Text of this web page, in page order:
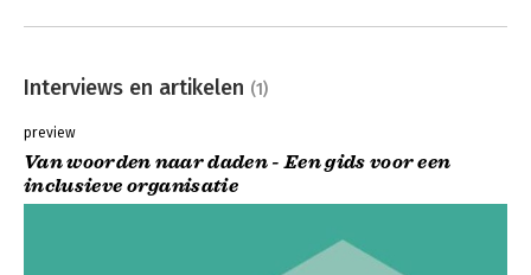
Interviews en artikelen (1)
preview
Van woorden naar daden - Een gids voor een
inclusieve organisatie